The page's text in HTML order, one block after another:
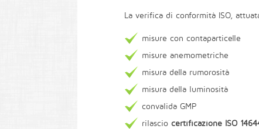
La verifica di conformità ISO,
misure con contaparticelle
misure anemometriche
misura della rumorosità
misura della luminosità
convalida GMP
rilascio certificazione ISO